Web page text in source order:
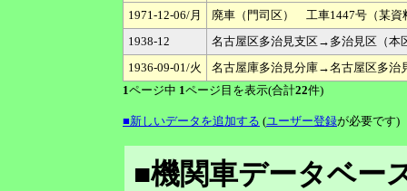
1971-12-06/月
廃車（門司区） 工車1447号（某資
1938-12
名古屋区多治見支区→多治見区（本
1936-09-01/火
名古屋庫多治見分庫→名古屋区多治
1ページ中 1ページ目を表示(合計22件)
■新しいデータを追加する (ユーザー登録が必要です)
■機関車データベー